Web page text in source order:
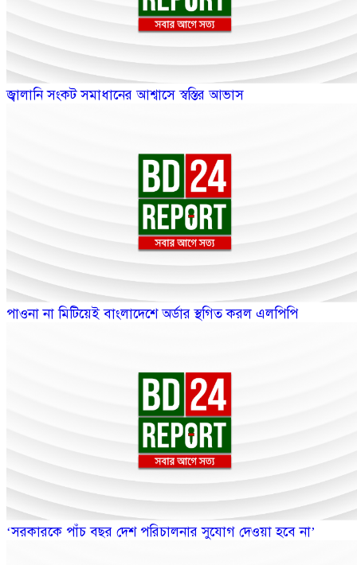
জ্বালানি সংকট সমাধানের আশ্বাসে স্বস্তির আভাস
পাওনা না মিটিয়েই বাংলাদেশে অর্ডার স্থগিত করল এলপিপি
‘সরকারকে পাঁচ বছর দেশ পরিচালনার সুযোগ দেওয়া হবে না’